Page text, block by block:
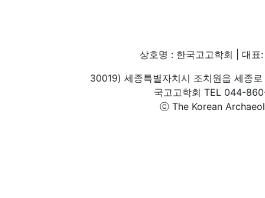
상호명 : 한국고고학회 | 대
30019) 세종특별자치시 조치원읍 세종
국고고학회 TEL 044-
ⓒ The Korean